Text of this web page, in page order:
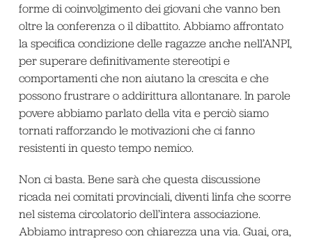
forme di coinvolgimento dei giovani che vanno ben
oltre la conferenza o il dibattito. Abbiamo affrontato
la specifica condizione delle ragazze anche nell’ANPI,
per superare definitivamente stereotipi e
comportamenti che non aiutano la crescita e che
possono frustrare o addirittura allontanare. In parole
povere abbiamo parlato della vita e perciò siamo
tornati rafforzando le motivazioni che ci fanno
resistenti in questo tempo nemico.
Non ci basta. Bene sarà che questa discussione
ricada nei comitati provinciali, diventi linfa che scorre
nel sistema circolatorio dell’intera associazione.
Abbiamo intrapreso con chiarezza una via. Guai, ora,